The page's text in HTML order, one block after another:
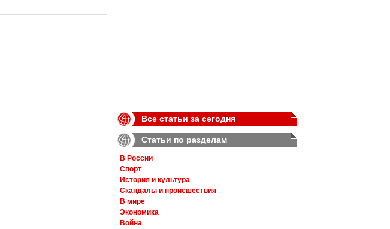
Все статьи за сегодня
Статьи по разделам
В России
Спорт
История и культура
Скандалы и происшествия
В мире
Экономика
Война